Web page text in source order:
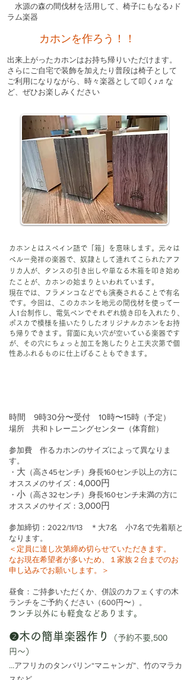
水源の森の間伐材を活用して、椅子にもなる♪ド
ラム楽器
カホンを作ろう！！
出来上がったカホンはお持ち帰りいただけます。
さらにご自宅で装飾を加えたり普段は椅子として
ご利用になりながら、時々楽器として叩く♪♬な
ど、ぜひお楽しみください
カホンとはスペイン語で「箱」を意味します。元々は
ペルー発祥の楽器で、奴隷として連れてこられたアフ
リカ人が、タンスの引き出しや単なる木箱を叩き始め
たことが、カホンの始まりといわれています。
現在では、フラメンコなどでも演奏されることで有名
です。今回は、このカホンを地元の間伐材を使って一
人1台制作し、電気ペンでそれぞれ焼き印を入れたり、
ポスカで模様を描いたりしたオリジナルカホンをお持
ち帰りできます。背面に丸い穴が空いている楽器です
が、その穴にちょっと加工を施したりと工夫次第で個
性あふれるものに仕上げることもできます。
時間 9時30分〜受付 10時〜15時 （予定）
場所 共和トレーニングセンター（体育館）
参加費 作るカホンのサイズによって異なりま
す。
・ 大 （高さ45センチ）身長160センチ以上の方に
オススメのサイズ： 4,000円
・ 小 （高さ32センチ）身長160センチ未満の方に
オススメのサイズ： 3,000円
参加締切：2022/11/13 ＊大7名 小7名で先着順と
なります。
＜定員に達し次第締め切らせていただきます。
なお現在希望者が多いため、１家族２台までのお
申し込みでお願いします。＞
昼食：ご持参いただくか、併設のカフェくすの木
ランチをご予約ください（600円〜）。
ランチ以外にも軽食などあります。
❷木の簡単楽器作り
（予約不要,500
円〜）
...アフリカのタンバリン“マニャンガ”、竹のマラカ